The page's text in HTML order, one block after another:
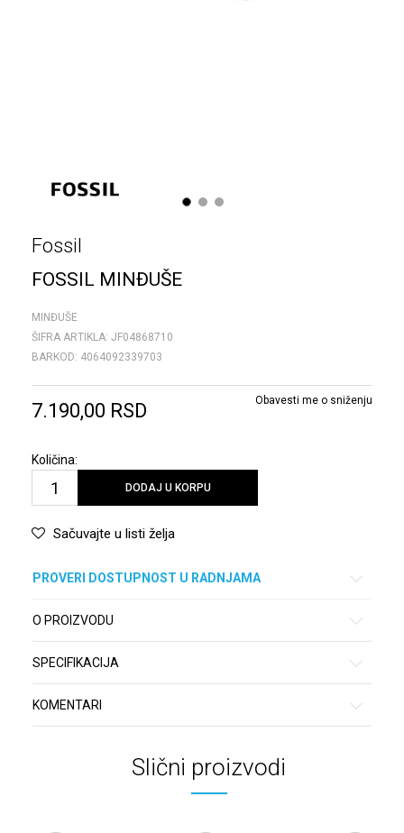
1 2 3
Fossil
FOSSIL MINĐUŠE
MINĐUŠE
ŠIFRA ARTIKLA: JF04868710
BARKOD: 4064092339703
7.190,00 RSD Obavesti me o sniženju
Količina:
DODAJ U KORPU
Sačuvajte u listi želja
PROVERI DOSTUPNOST U RADNJAMA
O PROIZVODU
SPECIFIKACIJA
KOMENTARI
Slični proizvodi